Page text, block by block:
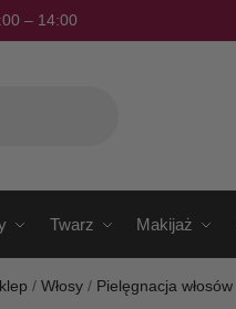
– 14:00
Twarz Makijaż
/Włosy / Pielęgnacja włosów